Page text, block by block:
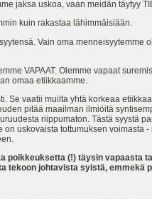
jaksa uskoa, vaan meidän täytyy
kuin rakastaa lähimmäisiään.
Vain oma menneisyytemme
VAPAAT. Olemme vapaat
omaa etiikkaamme.
Se vaatii muilta yhtä korkeaa
pitää maailman ilmiöitä
riippumaton. Tästä syystä
uskovaista tottumuksen voimasta
poikkeuksetta (!) täysin vapaasta
tekoon johtavista syistä, emmekä